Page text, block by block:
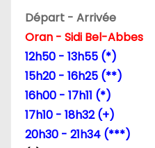
Départ - Arrivée
Oran - Sidi Bel-Abbes
12h50 - 13h55 (*)
15h20 - 16h25 (**)
16h00 - 17h11 (*)
17h10 - 18h32 (+)
20h30 - 21h34 (***)